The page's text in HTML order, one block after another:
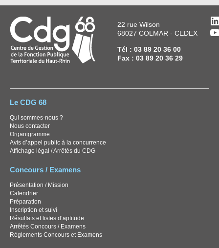
22 rue Wilson
68027 COLMAR - CEDEX
Tél : 03 89 20 36 00
Fax : 03 89 20 36 29
Le CDG 68
Qui sommes-nous ?
Nous contacter
Organigramme
Avis d’appel public à la concurrence
Affichage légal / Arrêtés du CDG
Concours / Examens
Présentation / Mission
Calendrier
Préparation
Inscription et suivi
Résultats et listes d’aptitude
Arrêtés Concours / Examens
Règlements Concours et Examens